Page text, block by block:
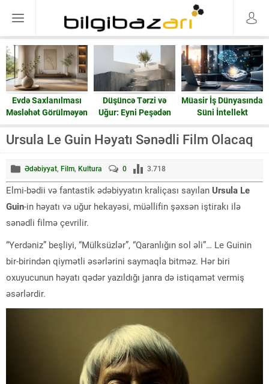
Evdə Saxlanılması
Məsləhət Görülməyən
15 Əşya: Enerji və
Ruzi
Düşüncə Tərzi və
Uğur: Eyni Peşədən
Fərqli Nəticələrə
Gedən Yol
Müasir İş Dünyasında
Süni İntellekt
Ursula Le Guin Həyatı Sənədli Film Olacaq
Ədəbiyyat, Film, Kultura 0 3.718
Elmi-bədii və fantastik ədəbiyyatın kraliçası sayılan Ursula Le
Guin-in həyatı və uğur hekayəsi, müəllifin şəxsən iştirakı ilə
sənədli filmə çevrilir.
“Yerdəniz” beşliyi, “Mülksüzlər”, “Qaranlığın sol əli”… Le Guinin
bir-birindən qiymətli əsərlərini saymaqla bitməz. Hər biri
oxuyucunun həyatı qədər yazıldığı janra də istiqamət vermiş
əsərlərdir.